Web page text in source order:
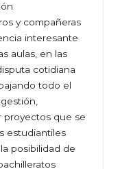
y compañeras
interesante
aulas, en las
cotidiana
todo el
proyectos que se
estudiantiles
posibilidad de